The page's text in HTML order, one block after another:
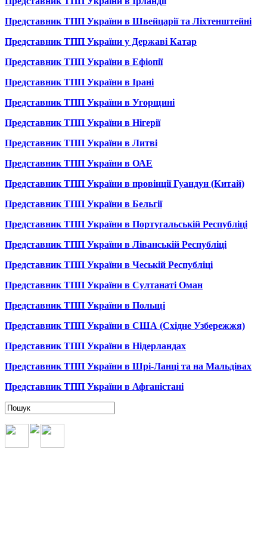
Представник ТПП України в Швейцарії та Ліхтенштейні
Представник ТПП України у Державі Катар
Представник ТПП України в Ефіопії
Представник ТПП України в Ірані
Представник ТПП України в Угорщині
Представник ТПП України в Нігерії
Представник ТПП України в Литві
Представник ТПП України в ОАЕ
Представник ТПП України в провінції Гуандун (Китай)
Представник ТПП України в Бельгії
Представник ТПП України в Португальській Республіці
Представник ТПП України в Ліванській Республіці
Представник ТПП України в Чеській Республіці
Представник ТПП України в Султанаті Оман
Представник ТПП України в Польщі
Представник ТПП України в США (Східне Узбережжя)
Представник ТПП України в Нідерландах
Представник ТПП України в Шрі-Ланці та на Мальдівах
Представник ТПП України в Афганістані